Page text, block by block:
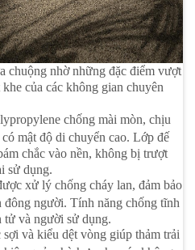
chuộng nhờ những đặc điểm vượt
của các không gian chuyên
chống mài mòn, chịu
mật độ di chuyển cao. Lớp đế
chắc vào nền, không bị trượt
sử dụng.
xử lý chống cháy lan, đảm bảo
đông người. Tính năng chống tĩnh
và người sử dụng.
và kiểu dệt vòng giúp thảm trải